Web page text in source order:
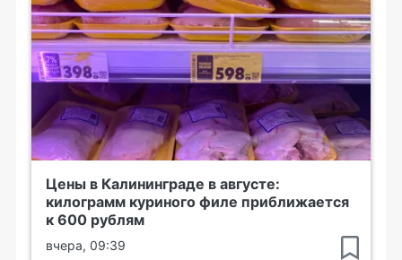
Цены в Калининграде в августе:
килограмм куриного филе приближается
к 600 рублям
вчера, 09:39